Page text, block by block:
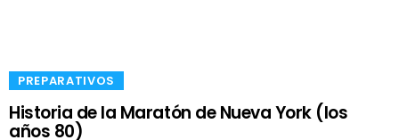
​PREPARATIVOS
Historia de la Maratón de Nueva York (los
años 80)